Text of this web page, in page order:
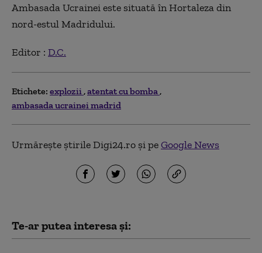
Ambasada Ucrainei este situată în Hortaleza din
nord-estul Madridului.
Editor : D.C.
Etichete: explozii atentat cu bomba
ambasada ucrainei madrid
Urmărește știrile Digi24.ro și peGoogle News
Te-ar putea interesa și: